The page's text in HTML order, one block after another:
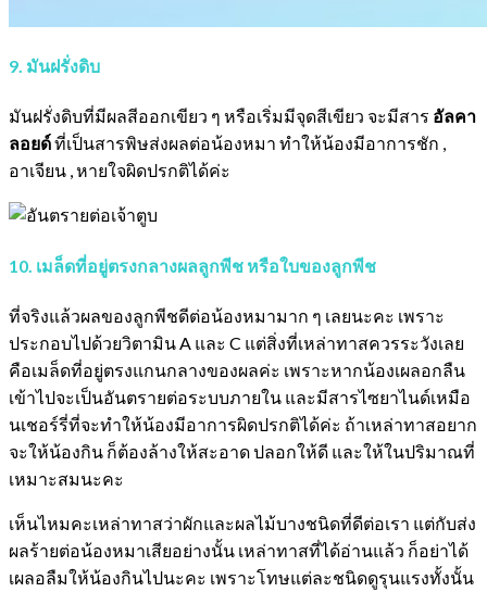
9. มันฝรั่งดิบ
มันฝรั่งดิบที่มีผลสีออกเขียว ๆ หรือเริ่มมีจุดสีเขียว จะมีสาร อัลคา
ลอยด์ที่เป็นสารพิษส่งผลต่อน้องหมา ทำให้น้องมีอาการชัก ,
อาเจียน , หายใจผิดปรกติได้ค่ะ
10. เมล็ดที่อยู่ตรงกลางผลลูกพีช หรือใบของลูกพีช
ที่จริงแล้วผลของลูกพีชดีต่อน้องหมามาก ๆ เลยนะคะ เพราะ
ประกอบไปด้วยวิตามิน A และ C แต่สิ่งที่เหล่าทาสควรระวังเลย
คือเมล็ดที่อยู่ตรงแกนกลางของผลค่ะ เพราะหากน้องเผลอกลืน
เข้าไปจะเป็นอันตรายต่อระบบภายใน และมีสารไซยาไนด์เหมือ
นเชอร์รี่ที่จะทำให้น้องมีอาการผิดปรกติได้ค่ะ ถ้าเหล่าทาสอยาก
จะให้น้องกิน ก็ต้องล้างให้สะอาด ปลอกให้ดี และให้ในปริมาณที่
เหมาะสมนะคะ
เห็นไหมคะเหล่าทาสว่าผักและผลไม้บางชนิดที่ดีต่อเรา แต่กับส่ง
ผลร้ายต่อน้องหมาเสียอย่างนั้น เหล่าทาสที่ได้อ่านแล้ว ก็อย่าได้
เผลอลืมให้น้องกินไปนะคะ เพราะโทษแต่ละชนิดดูรุนแรงทั้งนั้น